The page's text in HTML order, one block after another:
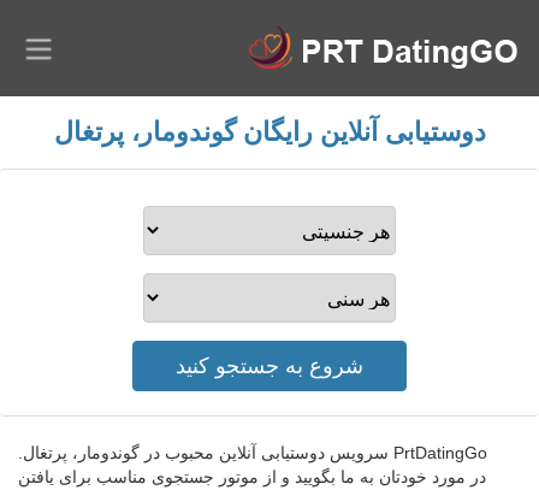
دوستیابی آنلاین رایگان گوندومار، پرتغال
PrtDatingGo سرویس دوستیابی آنلاین محبوب در گوندومار، پرتغال.
در مورد خودتان به ما بگویید و از موتور جستجوی مناسب برای یافتن